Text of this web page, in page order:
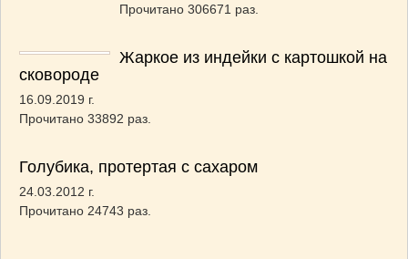
Прочитано 306671 раз.
Жаркое из индейки с картошкой на
сковороде
16.09.2019 г.
Прочитано 33892 раз.
Голубика, протертая с сахаром
24.03.2012 г.
Прочитано 24743 раз.